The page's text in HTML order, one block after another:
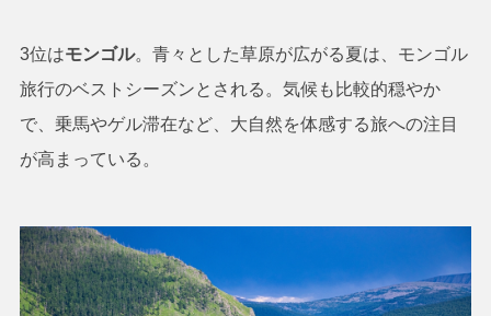
3位はモンゴル。青々とした草原が広がる夏は、モンゴル
旅行のベストシーズンとされる。気候も比較的穏やか
で、乗馬やゲル滞在など、大自然を体感する旅への注目
が高まっている。